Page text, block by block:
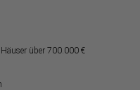
Häuser über 700.000 €